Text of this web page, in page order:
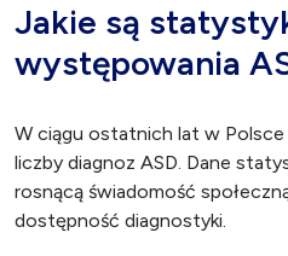
Jakie są
występowania
W ciągu ostatnich lat w
liczby diagnoz ASD. Dane
rosnącą świadomość
dostępność diagnostyki.